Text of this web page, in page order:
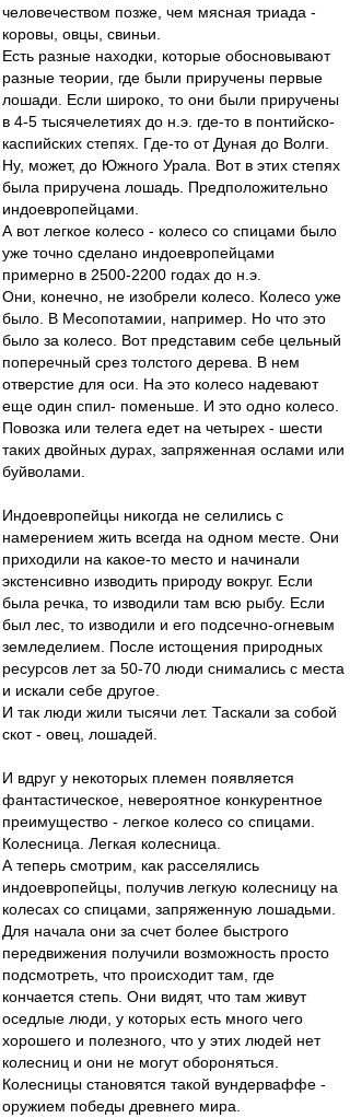
человечеством позже, чем мясная триада -
коровы, овцы, свиньи.
Есть разные находки, которые обосновывают
разные теории, где были приручены первые
лошади. Если широко, то они были приручены
в 4-5 тысячелетиях до н.э. где-то в понтийско-
каспийских степях. Где-то от Дуная до Волги.
Ну, может, до Южного Урала. Вот в этих степях
была приручена лошадь. Предположительно
индоевропейцами.
А вот легкое колесо - колесо со спицами было
уже точно сделано индоевропейцами
примерно в 2500-2200 годах до н.э.
Они, конечно, не изобрели колесо. Колесо уже
было. В Месопотамии, например. Но что это
было за колесо. Вот представим себе цельный
поперечный срез толстого дерева. В нем
отверстие для оси. На это колесо надевают
еще один спил- поменьше. И это одно колесо.
Повозка или телега едет на четырех - шести
таких двойных дурах, запряженная ослами или
буйволами.
Индоевропейцы никогда не селились с
намерением жить всегда на одном месте. Они
приходили на какое-то место и начинали
экстенсивно изводить природу вокруг. Если
была речка, то изводили там всю рыбу. Если
был лес, то изводили и его подсечно-огневым
земледелием. После истощения природных
ресурсов лет за 50-70 люди снимались с места
и искали себе другое.
И так люди жили тысячи лет. Таскали за собой
скот - овец, лошадей.
И вдруг у некоторых племен появляется
фантастическое, невероятное конкурентное
преимущество - легкое колесо со спицами.
Колесница. Легкая колесница.
А теперь смотрим, как расселялись
индоевропейцы, получив легкую колесницу на
колесах со спицами, запряженную лошадьми.
Для начала они за счет более быстрого
передвижения получили возможность просто
подсмотреть, что происходит там, где
кончается степь. Они видят, что там живут
оседлые люди, у которых есть много чего
хорошего и полезного, что у этих людей нет
колесниц и они не могут обороняться.
Колесницы становятся такой вундерваффе -
оружием победы древнего мира.